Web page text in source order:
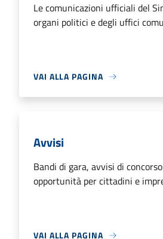
Le comunicazioni ufficiali del
organi politici e degli uffici
VAI ALLA PAGINA
Avvisi
Bandi di gara, avvisi di
opportunità per cittadini e
VAI ALLA PAGINA